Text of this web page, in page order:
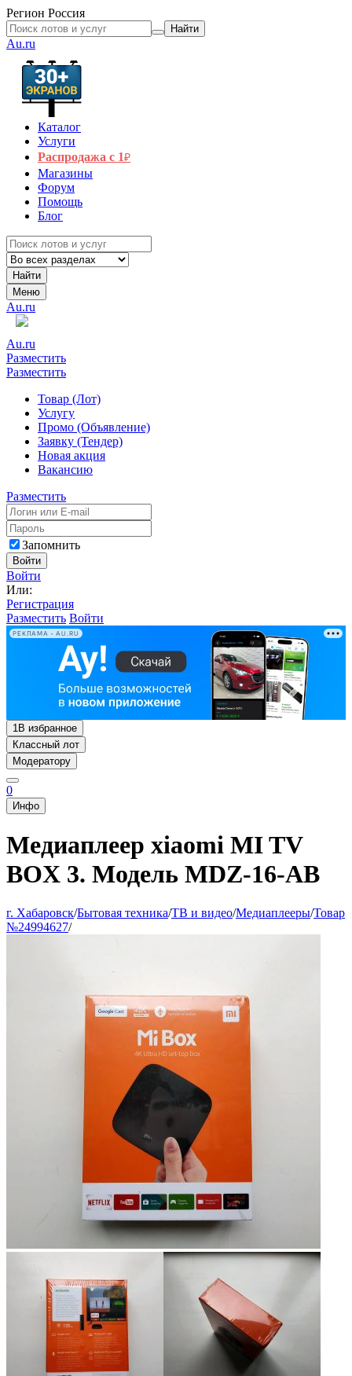
Регион Россия
Найти
Au.ru
Каталог
Услуги
Распродажа с 1₽
Магазины
Форум
Помощь
Блог
Найти
Меню
Au.ru
Au.ru
Разместить
Разместить
Товар (Лот)
Услугу
Промо (Объявление)
Заявку (Тендер)
Новая акция
Вакансию
Разместить
Запомнить
Войти
Войти
Или:
Регистрация
Разместить Войти
РЕКЛАМА • AU.RU
1В избранное
Классный лот
Модератору
0
Инфо
Медиаплеер xiaomi MI TV
BOX 3. Модель MDZ-16-AB
г. Хабаровск/Бытовая техника/ТВ и видео/Медиаплееры/Товар
№24994627/